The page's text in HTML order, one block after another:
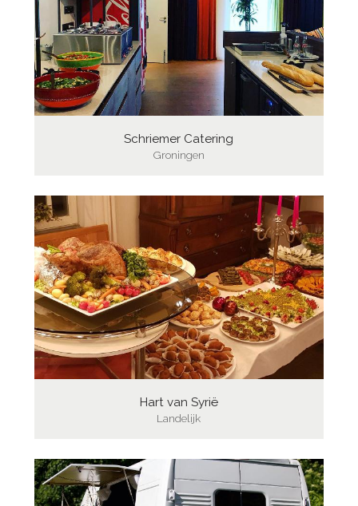
Schriemer Catering
Groningen
Hart van Syrië
Landelijk